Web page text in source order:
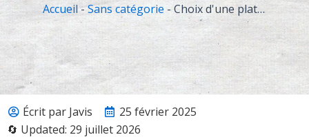
Accueil-Sans catégorie- Choix d'une plateforme d'auto-édition : Quelle est la meilleure pour vous ?
Écrit par Javis
25 février 2025
🔄 Updated: 29 juillet 2026